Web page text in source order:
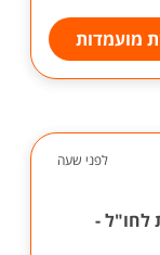
מועמדות
לפני שעה
לחו"ל -